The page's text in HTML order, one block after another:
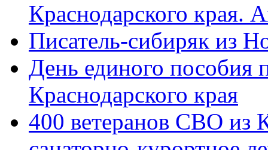
Краснодарского края.
Писатель-сибиряк из
День единого пособия
Краснодарского края
400 ветеранов СВО из